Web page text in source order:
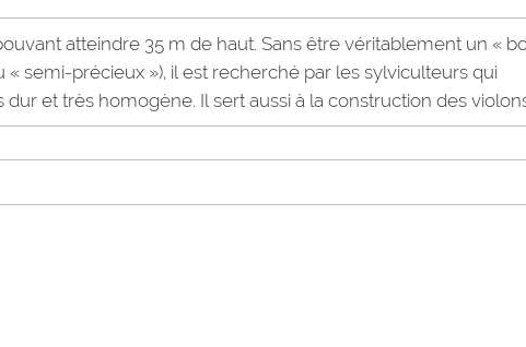
atteindre 35 m de haut. Sans être véritablement un «
« semi-précieux »), il est recherché par les sylviculteurs qui
et très homogène. Il sert aussi à la construction des